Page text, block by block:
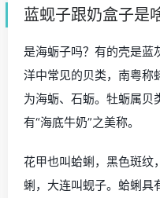
蓝蚬子跟奶盒子是
是海蛎子吗？有的壳是蓝
洋中常见的贝类，南粤称
为海蛎、石蛎。牡蛎属贝
有“海底牛奶”之美称。
花甲也叫蛤蜊，黑色斑纹
蜊，大连叫蚬子。蛤蜊具